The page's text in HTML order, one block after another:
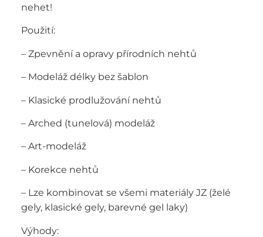
nehet!
Použití:
– Zpevnění a opravy přírodních nehtů
– Modeláž délky bez šablon
– Klasické prodlužování nehtů
– Arched (tunelová) modeláž
– Art-modeláž
– Korekce nehtů
– Lze kombinovat se všemi materiály JZ (želé
gely, klasické gely, barevné gel laky)
Výhody: